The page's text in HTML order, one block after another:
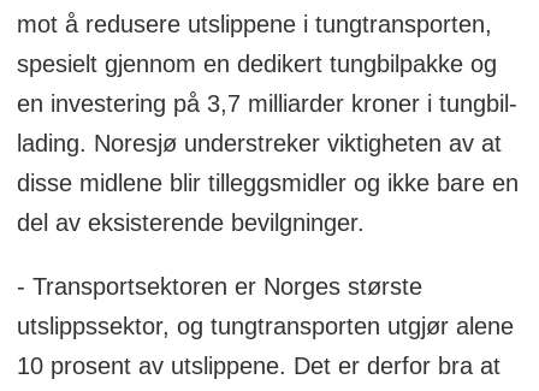
mot å redusere utslippene i tungtransporten,
spesielt gjennom en dedikert tungbilpakke og
en investering på 3,7 milliarder kroner i tungbil-
lading. Noresjø understreker viktigheten av at
disse midlene blir tilleggsmidler og ikke bare en
del av eksisterende bevilgninger.
- Transportsektoren er Norges største
utslippssektor, og tungtransporten utgjør alene
10 prosent av utslippene. Det er derfor bra at